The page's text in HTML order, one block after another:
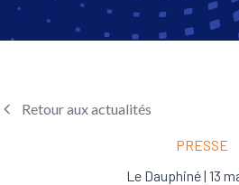
Retour aux actualités
PRESSE
Le Dauphiné | 13